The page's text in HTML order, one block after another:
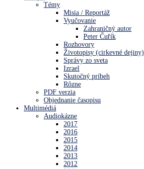
Témy
Misia / Reportáž
Vyučovanie
Zahraničný autor
Peter Čuřík
Rozhovory
Životopisy (cirkevné dejiny)
Správy zo sveta
Izrael
Skutočný príbeh
Rôzne
PDF verzia
Objednanie časopisu
Multimédiá
Audiokázne
2017
2016
2015
2014
2013
2012